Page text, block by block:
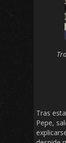
Tras
Pepe,